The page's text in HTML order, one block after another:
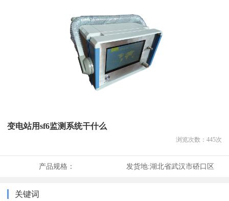
变电站用sf6监测系统干什么
浏览次数： 445次
产品规格： 发货地:湖北省武汉市硚口区
关键词